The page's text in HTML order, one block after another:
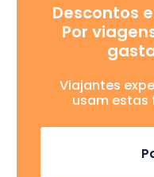
Descontos
Por
Viajantes
usam estas